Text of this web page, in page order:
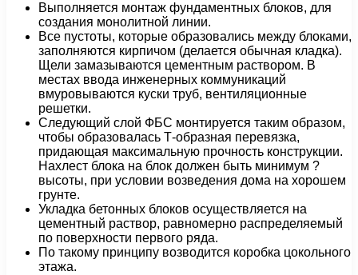
Выполняется монтаж фундаментных блоков, для
создания монолитной линии.
Все пустоты, которые образовались между блоками,
заполняются кирпичом (делается обычная кладка).
Щели замазываются цементным раствором. В
местах ввода инженерных коммуникаций
вмуровываются куски труб, вентиляционные
решетки.
Следующий слой ФБС монтируется таким образом,
чтобы образовалась Т-образная перевязка,
придающая максимальную прочность конструкции.
Нахлест блока на блок должен быть минимум ?
высоты, при условии возведения дома на хорошем
грунте.
Укладка бетонных блоков осуществляется на
цементный раствор, равномерно распределяемый
по поверхности первого ряда.
По такому принципу возводится коробка цокольного
этажа.